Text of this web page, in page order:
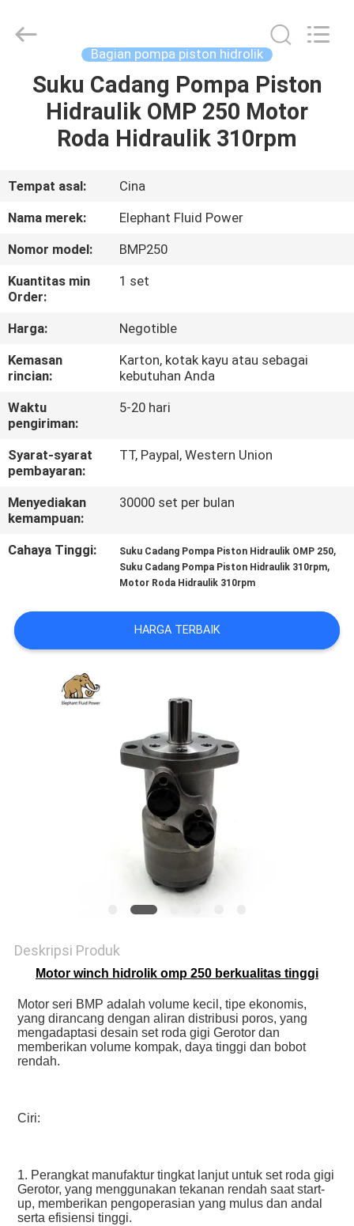
RUMAH
PRODUK
TENTANG
KAMI
TUR
PABRIK
KONTROL
KUALITAS
HUBUNGI
KAMI
BERITA
KASUS
PRIVACY
POLICY
Power
Co.,Ltd.
Bagian pompa piston hidrolik
Suku Cadang Pompa Piston
Hidraulik OMP 250 Motor
Roda Hidraulik 310rpm
Tempat asal:
Cina
Nama merek:
Elephant Fluid Power
Nomor model:
BMP250
Kuantitas min
Order:
1 set
Harga:
Negotible
Kemasan
rincian:
Karton, kotak kayu atau sebagai
kebutuhan Anda
Waktu
pengiriman:
5-20 hari
Syarat-syarat
pembayaran:
TT, Paypal, Western Union
Menyediakan
kemampuan:
30000 set per bulan
Cahaya Tinggi: Suku Cadang Pompa Piston Hidraulik OMP 250,
Suku Cadang Pompa Piston Hidraulik 310rpm,
Motor Roda Hidraulik 310rpm
HARGA TERBAIK
Deskripsi Produk
Motor winch hidrolik omp 250 berkualitas tinggi
Motor seri BMP adalah volume kecil, tipe ekonomis,
yang dirancang dengan aliran distribusi poros, yang
mengadaptasi desain set roda gigi Gerotor dan
memberikan volume kompak, daya tinggi dan bobot
rendah.
Ciri:
1. Perangkat manufaktur tingkat lanjut untuk set roda gigi
Gerotor, yang menggunakan tekanan rendah saat start-
up, memberikan pengoperasian yang mulus dan andal
serta efisiensi tinggi.